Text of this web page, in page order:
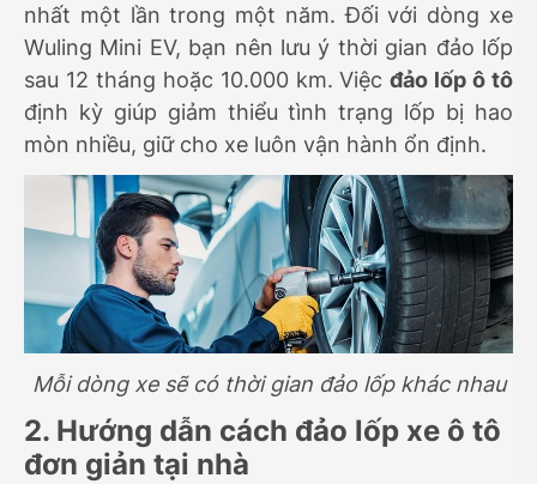
nhất một lần trong một năm. Đối với dòng xe
Wuling Mini EV, bạn nên lưu ý thời gian đảo lốp
sau 12 tháng hoặc 10.000 km. Việcđảo lốp ô tô
định kỳ giúp giảm thiểu tình trạng lốp bị hao
mòn nhiều, giữ cho xe luôn vận hành ổn định.
Mỗi dòng xe sẽ có thời gian đảo lốp khác nhau
2. Hướng dẫn cách đảo lốp xe ô tô
đơn giản tại nhà